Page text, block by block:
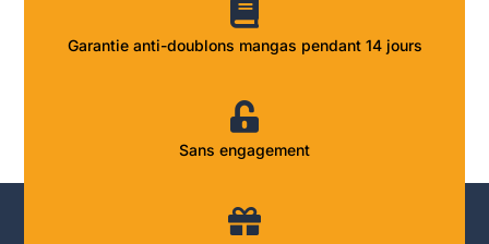
Garantie anti-doublons mangas pendant 14 jours
Sans engagement